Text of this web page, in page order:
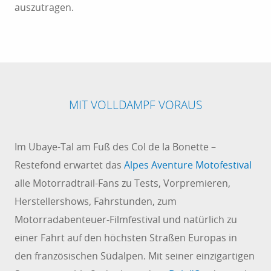
auszutragen.
MIT VOLLDAMPF VORAUS
Im Ubaye-Tal am Fuß des Col de la Bonette –
Restefond erwartet das Alpes Aventure Motofestival
alle Motorradtrail-Fans zu Tests, Vorpremieren,
Herstellershows, Fahrstunden, zum
Motorradabenteuer-Filmfestival und natürlich zu
einer Fahrt auf den höchsten Straßen Europas in
den französischen Südalpen. Mit seiner einzigartigen